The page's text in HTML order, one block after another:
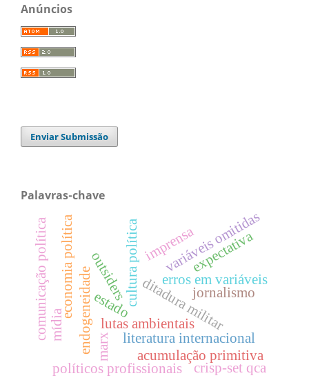
Anúncios
Enviar Submissão
Palavras-chave
ditadura militar
lutas ambientais
cultura política
endogeneidade erros em variáveis
variáveis omitidas
economia política
literatura internacional
marx acumulação primitiva
estado jornalismo
imprensa
mídia
comunicação política outsiders
políticos profissionais crisp-set qca
expectativa